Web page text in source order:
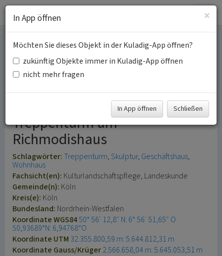
Richmodisturm in
Altstadt-Nord
Pferdekopf-Skulpturen im
Treppenturm am
Richmodishaus
Schlagwörter: Treppenturm Skulptur Geschäftshaus
Wohnhaus
Fachsicht(en): Kulturlandschaftspflege, Landeskunde
Gemeinde(n): Köln
Kreis(e): Köln
Bundesland: Nordrhein-Westfalen
Koordinate WGS8450° 56′ 12,8″ N: 6° 56′ 51,65″ O
50,93689°N: 6,94768°O
Koordinate UTM 32.355.800,59 m: 5.644.812,31 m
Koordinate Gauss/Krüger2.566.658,04 m: 5.645.053,51 m
×
In App öffnen
Möchten Sie dieses Objekt in der Kuladig-App öffnen?
zukünftig Objekte immer in Kuladig-App öffnen
nicht mehr fragen
In App öffnen Schließen